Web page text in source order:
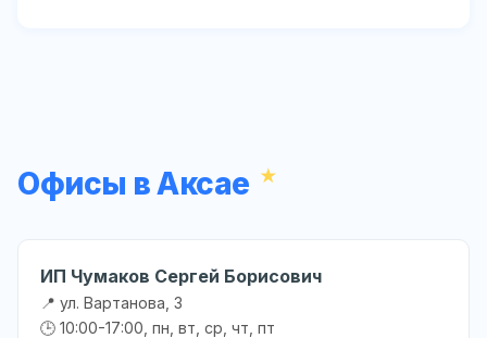
Офисы в Аксае
ИП Чумаков Сергей Борисович
📍 ул. Вартанова, 3
🕒 10:00-17:00, пн, вт, ср, чт, пт